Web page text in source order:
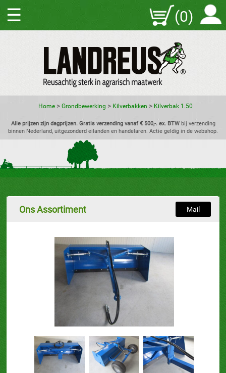
☰ (0)
Home > Grondbewerking > Kilverbakken > Kilverbak 1.50
Alle prijzen zijn dagprijzen. Gratis verzending vanaf € 500,-. ex. BTWbij verzending
binnen Nederland, uitgezonderd eilanden en handelaren. Actie geldig in de webshop.
Ons Assortiment Mail